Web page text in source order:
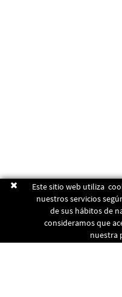
Este sitio web utiliza
nuestros servicios
de sus hábitos de
consideramos que
nuestra